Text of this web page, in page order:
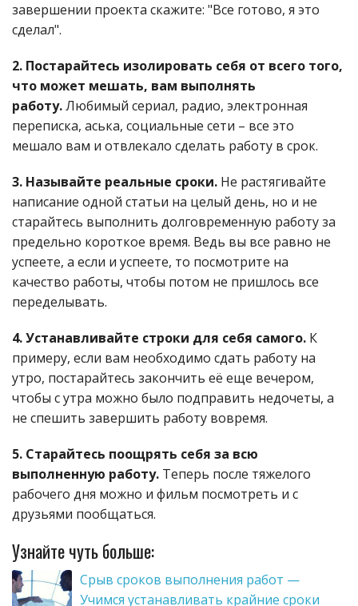
завершении проекта скажите: "Все готово, я это
сделал".
2. Постарайтесь изолировать себя от всего того,
что может мешать, вам выполнять
работу.Любимый сериал, радио, электронная
переписка, аська, социальные сети – все это
мешало вам и отвлекало сделать работу в срок.
3. Называйте реальные сроки. Не растягивайте
написание одной статьи на целый день, но и не
старайтесь выполнить долговременную работу за
предельно короткое время. Ведь вы все равно не
успеете, а если и успеете, то посмотрите на
качество работы, чтобы потом не пришлось все
переделывать.
4. Устанавливайте строки для себя самого. К
примеру, если вам необходимо сдать работу на
утро, постарайтесь закончить её еще вечером,
чтобы с утра можно было подправить недочеты, а
не спешить завершить работу вовремя.
5. Старайтесь поощрять себя за всю
выполненную работу. Теперь после тяжелого
рабочего дня можно и фильм посмотреть и с
друзьями пообщаться.
Узнайте чуть больше:
Срыв сроков выполнения работ —
Учимся устанавливать крайние сроки